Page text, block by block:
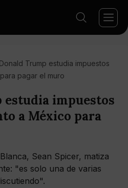
Donald Trump estudia impuestos
pagar el muro
impuestos
a México para
Sean Spicer, matiza
"es solo una de varias